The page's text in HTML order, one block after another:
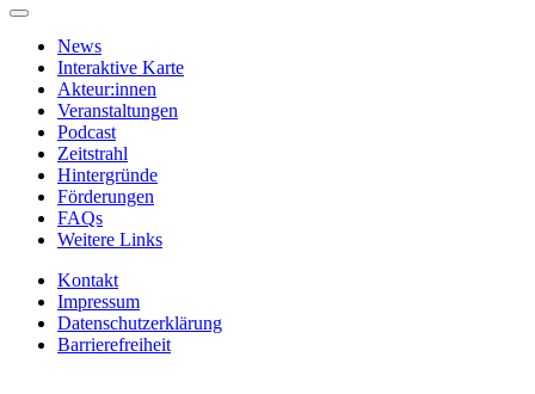
Zum
Hauptinhalt
springen
News
Interaktive Karte
Akteur:innen
Veranstaltungen
Podcast
Zeitstrahl
Hintergründe
Förderungen
FAQs
Weitere Links
Kontakt
Impressum
Datenschutzerklärung
Barrierefreiheit